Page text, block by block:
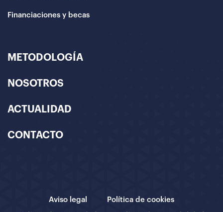
Financiaciones y becas
METODOLOGÍA
NOSOTROS
ACTUALIDAD
CONTACTO
Aviso legal Política de cookies